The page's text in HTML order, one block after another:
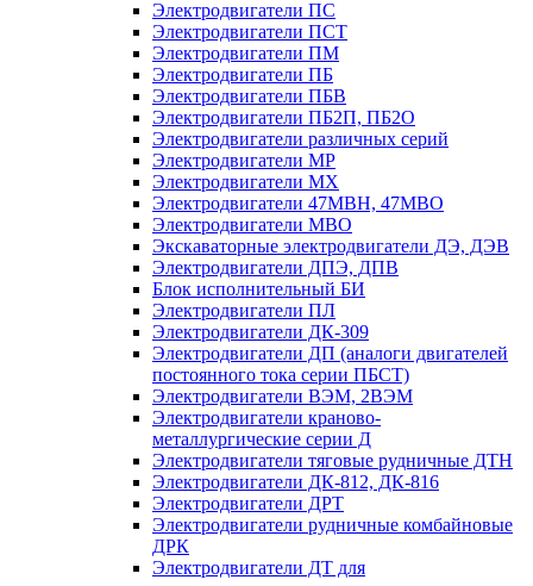
Электродвигатели ПС
Электродвигатели ПСТ
Электродвигатели ПМ
Электродвигатели ПБ
Электродвигатели ПБВ
Электродвигатели ПБ2П, ПБ2О
Электродвигатели различных серий
Электродвигатели МР
Электродвигатели MX
Электродвигатели 47MBH, 47МВО
Электродвигатели MBO
Экскаваторные электродвигатели ДЭ, ДЭВ
Электродвигатели ДПЭ, ДПВ
Блок исполнительный БИ
Электродвигатели ПЛ
Электродвигатели ДК-309
Электродвигатели ДП (аналоги двигателей
постоянного тока серии ПБСТ)
Электродвигатели ВЭМ, 2ВЭМ
Электродвигатели краново-
металлургические серии Д
Электродвигатели тяговые рудничные ДТН
Электродвигатели ДК-812, ДК-816
Электродвигатели ДРТ
Электродвигатели рудничные комбайновые
ДРК
Электродвигатели ДТ для